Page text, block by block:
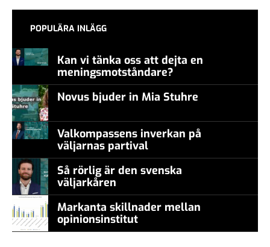
POPULÄRA INLÄGG
Kan vi tänka oss att dejta en
meningsmotståndare?
Novus bjuder in Mia Stuhre
Valkompassens inverkan på
väljarnas partival
Så rörlig är den svenska
väljarkåren
Markanta skillnader mellan
opinionsinstitut